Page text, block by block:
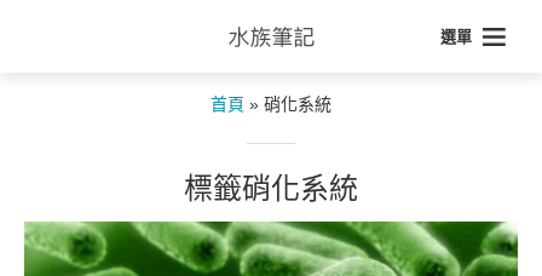
選單
首頁 » 硝化系統
標籤硝化系統